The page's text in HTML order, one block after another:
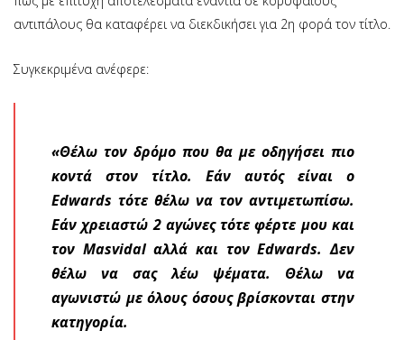
αντιπάλους θα καταφέρει να διεκδικήσει για 2η φορά τον τίτλο.
Συγκεκριμένα ανέφερε:
«Θέλω τον δρόμο που θα με οδηγήσει πιο
κοντά στον τίτλο. Εάν αυτός είναι ο
Edwards τότε θέλω να τον αντιμετωπίσω.
Εάν χρειαστώ 2 αγώνες τότε φέρτε μου και
τον Masvidal αλλά και τον Edwards. Δεν
θέλω να σας λέω ψέματα. Θέλω να
αγωνιστώ με όλους όσους βρίσκονται στην
κατηγορία.